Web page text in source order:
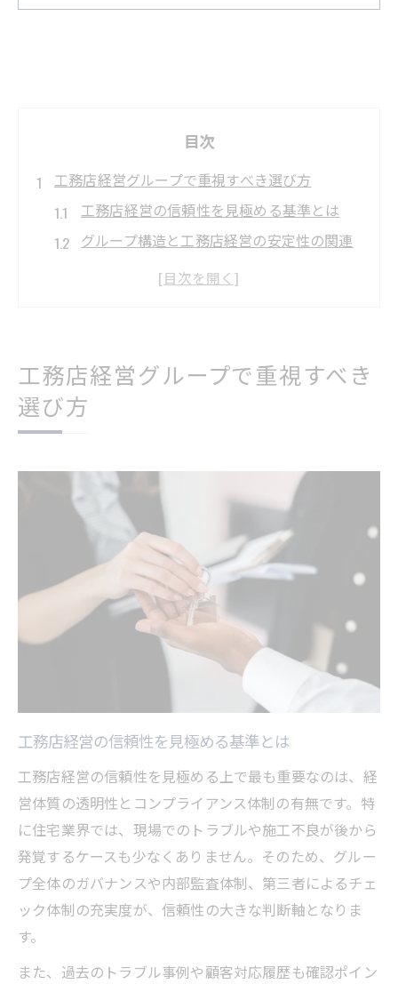
目次
工務店経営グループで重視すべき選び方
工務店経営の信頼性を見極める基準とは
グループ構造と工務店経営の安定性の関連
工務店経営グループの選び方で失敗しない
工務店経営で注目すべき組織統治のポイン
ト
現場で起きやすい工務店経営の落とし穴
工務店経営の現場で頻発するトラブル例
工務店経営グループに多い現場管理の課題
工務店経営で見落としがちなリスク要素
工務店経営グループの口コミと現場実態
工務店経営現場での働き方や不満が生まれ
る背景
グループ経営体制から見抜く信頼性の本質
工務店経営グループのガバナンス体制を検
工務店経営における本社機能の重要性
工務店経営グループの透明性と信頼性の関
係
工務店経営で重視すべきコンプライアンス
方針
工務店経営グループの内部統制をどう見る
か
工務店経営でよくある評判トラブルの実態
工務店経営グループで重視すべき
選び方
工務店経営の信頼性を見極める基準とは
工務店経営の信頼性を見極める上で最も重要なのは、経
営体質の透明性とコンプライアンス体制の有無です。特
に住宅業界では、現場でのトラブルや施工不良が後から
発覚するケースも少なくありません。そのため、グルー
プ全体のガバナンスや内部監査体制、第三者によるチェ
ック体制の充実度が、信頼性の大きな判断軸となりま
す。
また、過去のトラブル事例や顧客対応履歴も確認ポイン